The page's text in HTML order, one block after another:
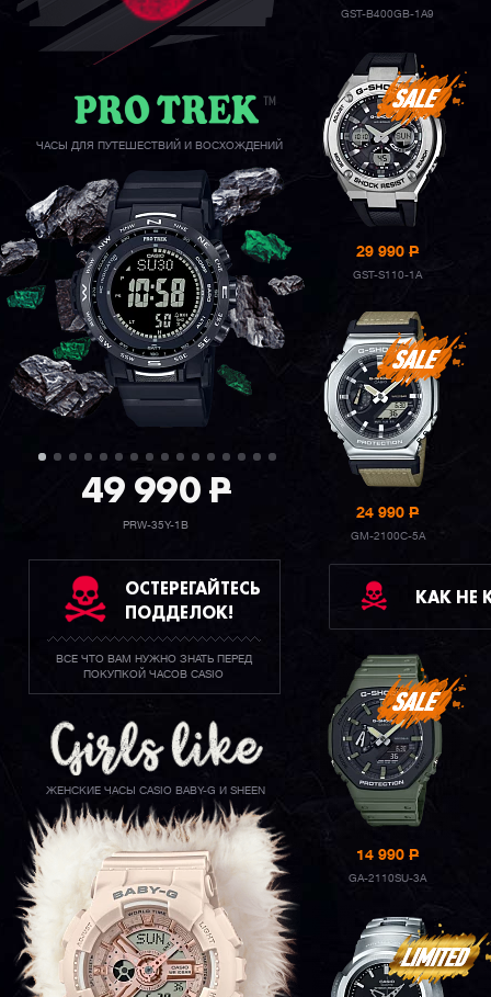
ЧАСЫ ДЛЯ ПУТЕШЕСТВИЙ И ВОСХОЖДЕНИЙ
49 990P
PRW-35Y-1B
ОСТЕРЕГАЙТЕСЬ
ПОДДЕЛОК!
ВСЕ ЧТО ВАМ НУЖНО ЗНАТЬ ПЕРЕД
ПОКУПКОЙ ЧАСОВ CASIO
ЖЕНСКИЕ ЧАСЫ CASIO BABY-G И SHEEN
GST-B400GB-1A9
29 990P
GST-S110-1A
24 990P
GM-2100C-5A
КАК НЕ
14 990P
GA-2110SU-3A